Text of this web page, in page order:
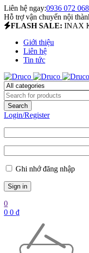
Liên hệ ngay:0936 072 068
Hỗ trợ vận chuyển nội
FLASH SALE: INAX
Giới thiệu
Liên hệ
Tin tức
Login/Register
Ghi nhớ đăng nhập
0
0 0 ₫